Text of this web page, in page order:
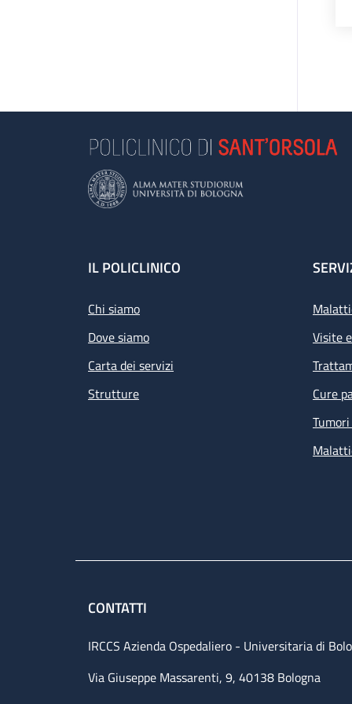
Footer
IL POLICLINICO
Chi siamo
Dove siamo
Carta dei servizi
Strutture
Visite
Cure
CONTATTI
IRCCS Azienda Ospedaliero - Universitaria di
Via Giuseppe Massarenti, 9, 40138 Bologna